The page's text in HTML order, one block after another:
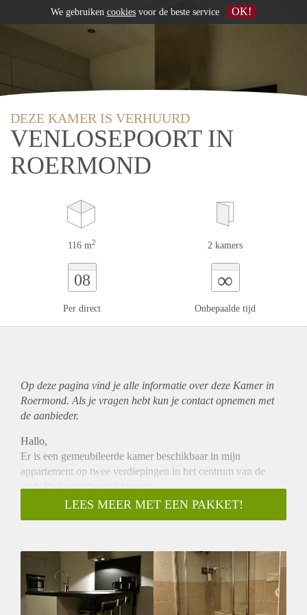
DEZE KAMER IS VERHUURD
VENLOSEPOORT IN
ROERMOND
116 m2 2 kamers
08
Per direct
∞
Onbepaalde tijd
Op deze pagina vind je alle informatie over deze Kamer in
Roermond. Als je vragen hebt kun je contact opnemen met
de aanbieder.
Hallo,
Er is een gemeubileerde kamer beschikbaar in mijn
appartement op twee verdiepingen in het centrum van de
stad. De kamer beschikt over:
Een comfortabel bed, kledingkast en een elektrisch in hoogte
verstelbaar bureau (ideaal om te werken of studeren).
Gbps snel internet.
Het appartement ligt op een toplocatie - op een paar minuten
lopen van de Albert Heijn, stadscentrum, bushalte en het
busstation.
LEES MEER MET EEN PAKKET!
We gebruiken cookies voor de beste service OK!